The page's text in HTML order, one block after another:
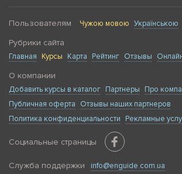
или ведете деловую переписку с
Занимаете должность, связанную с
консалтингом или работаете в
Проходите собеседование в
границей и хотите звучать
уверенно.
Строите международный бизнес и
общаться с инвесторами,
заказчиками на равных.
Пользователям Чужою мовою Українською
Рубрики сайта
Главная Курсы Карта Рейтинг Отзывы
О компании
Добавить курсы в каталог Партнеры
Про
Публичная оферта
Отзывы наших партнеров
Политика конфиденциальности
Рекламные
Социальные страницы
Служба поддержки info@enguide.com.ua